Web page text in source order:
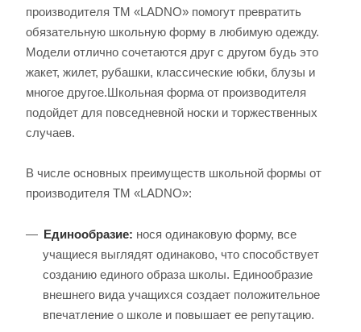
производителя ТМ «LADNO» помогут превратить
обязательную школьную форму в любимую одежду.
Модели отлично сочетаются друг с другом будь это
жакет, жилет, рубашки, классические юбки, блузы и
многое другое.Школьная форма от производителя
подойдет для повседневной носки и торжественных
случаев.
В числе основных преимуществ школьной формы от
производителя ТМ «LADNO»:
Единообразие: нося одинаковую форму, все
учащиеся выглядят одинаково, что способствует
созданию единого образа школы. Единообразие
внешнего вида учащихся создает положительное
впечатление о школе и повышает ее репутацию.